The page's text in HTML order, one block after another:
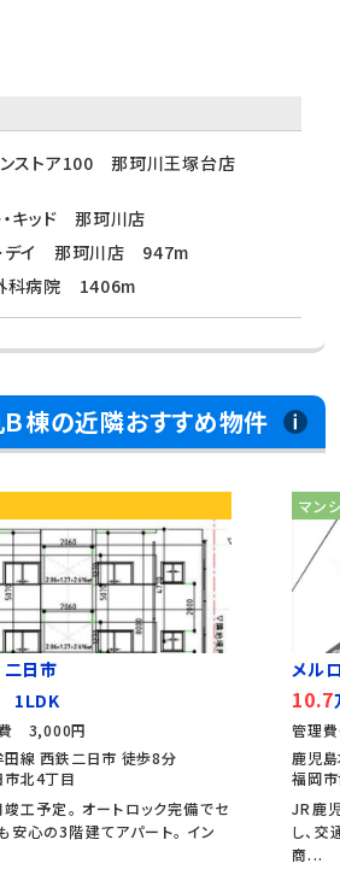
ンストア100 那珂川王塚台店
キッド 那珂川店
デイ 那珂川店 947m
科病院 1406m
棟の近隣おすすめ物件
二日市
1LDK
費 3,000円
田線 西鉄二日市 徒歩8分
北4丁目
工予定。 オートロック完備でセ
安心の3階建てアパート。 イン
マン
メル
10.7
管理
鹿児
福岡
JR鹿
し、
商...